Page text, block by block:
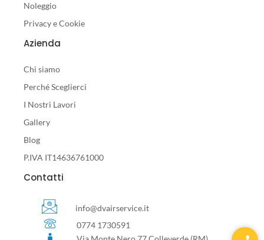
Noleggio
Privacy e Cookie
Azienda
Chi siamo
Perché Sceglierci
I Nostri Lavori
Gallery
Blog
P.IVA IT14636761000
Contatti
info@dvairservice.it
0774 1730591